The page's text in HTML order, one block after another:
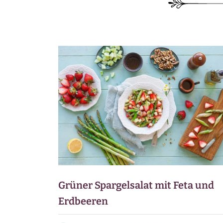
DESSERTS
SNACKS
FRÜHSTÜCK
GETRÄNKE
Grüner Spargelsalat mit Feta und
Erdbeeren